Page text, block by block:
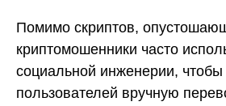
Помимо скриптов,
криптомошенники часто
социальной инженерии, чтобы
пользователей вручную